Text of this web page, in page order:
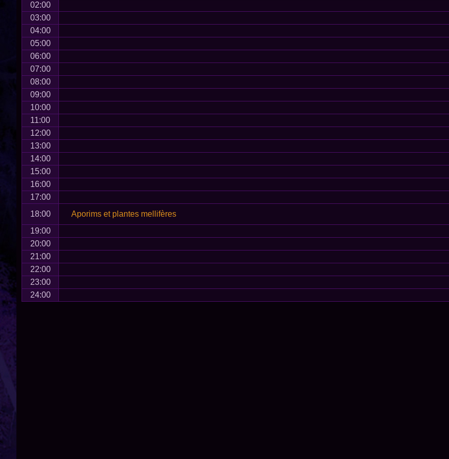
02:00
03:00
04:00
05:00
06:00
07:00
08:00
09:00
10:00
11:00
12:00
13:00
14:00
15:00
16:00
17:00
18:00
Aporims et plantes mellifères
19:00
20:00
21:00
22:00
23:00
24:00